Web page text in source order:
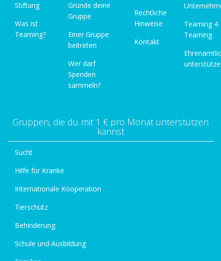
Stiftung
Was ist
Teaming?
Gründe deine
Gruppe
Einer Gruppe
beitreten
Wer darf
Spenden
sammeln?
Rechtliche
Hinweise
Kontakt
Teaming 4
Teaming
Gruppen, die du mit 1 € pro Monat unterstützen
kannst
Sucht
Hilfe für Kranke
Internationale Kooperation
Tierschutz
Behinderung
Schule und Ausbildung